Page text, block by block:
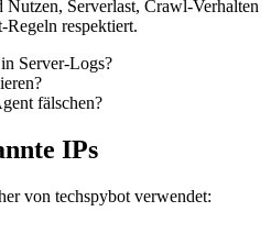
Nutzen, Serverlast, Crawl-Verhalten
respektiert.
Server-Logs?
fälschen?
IPs
von techspybot verwendet: